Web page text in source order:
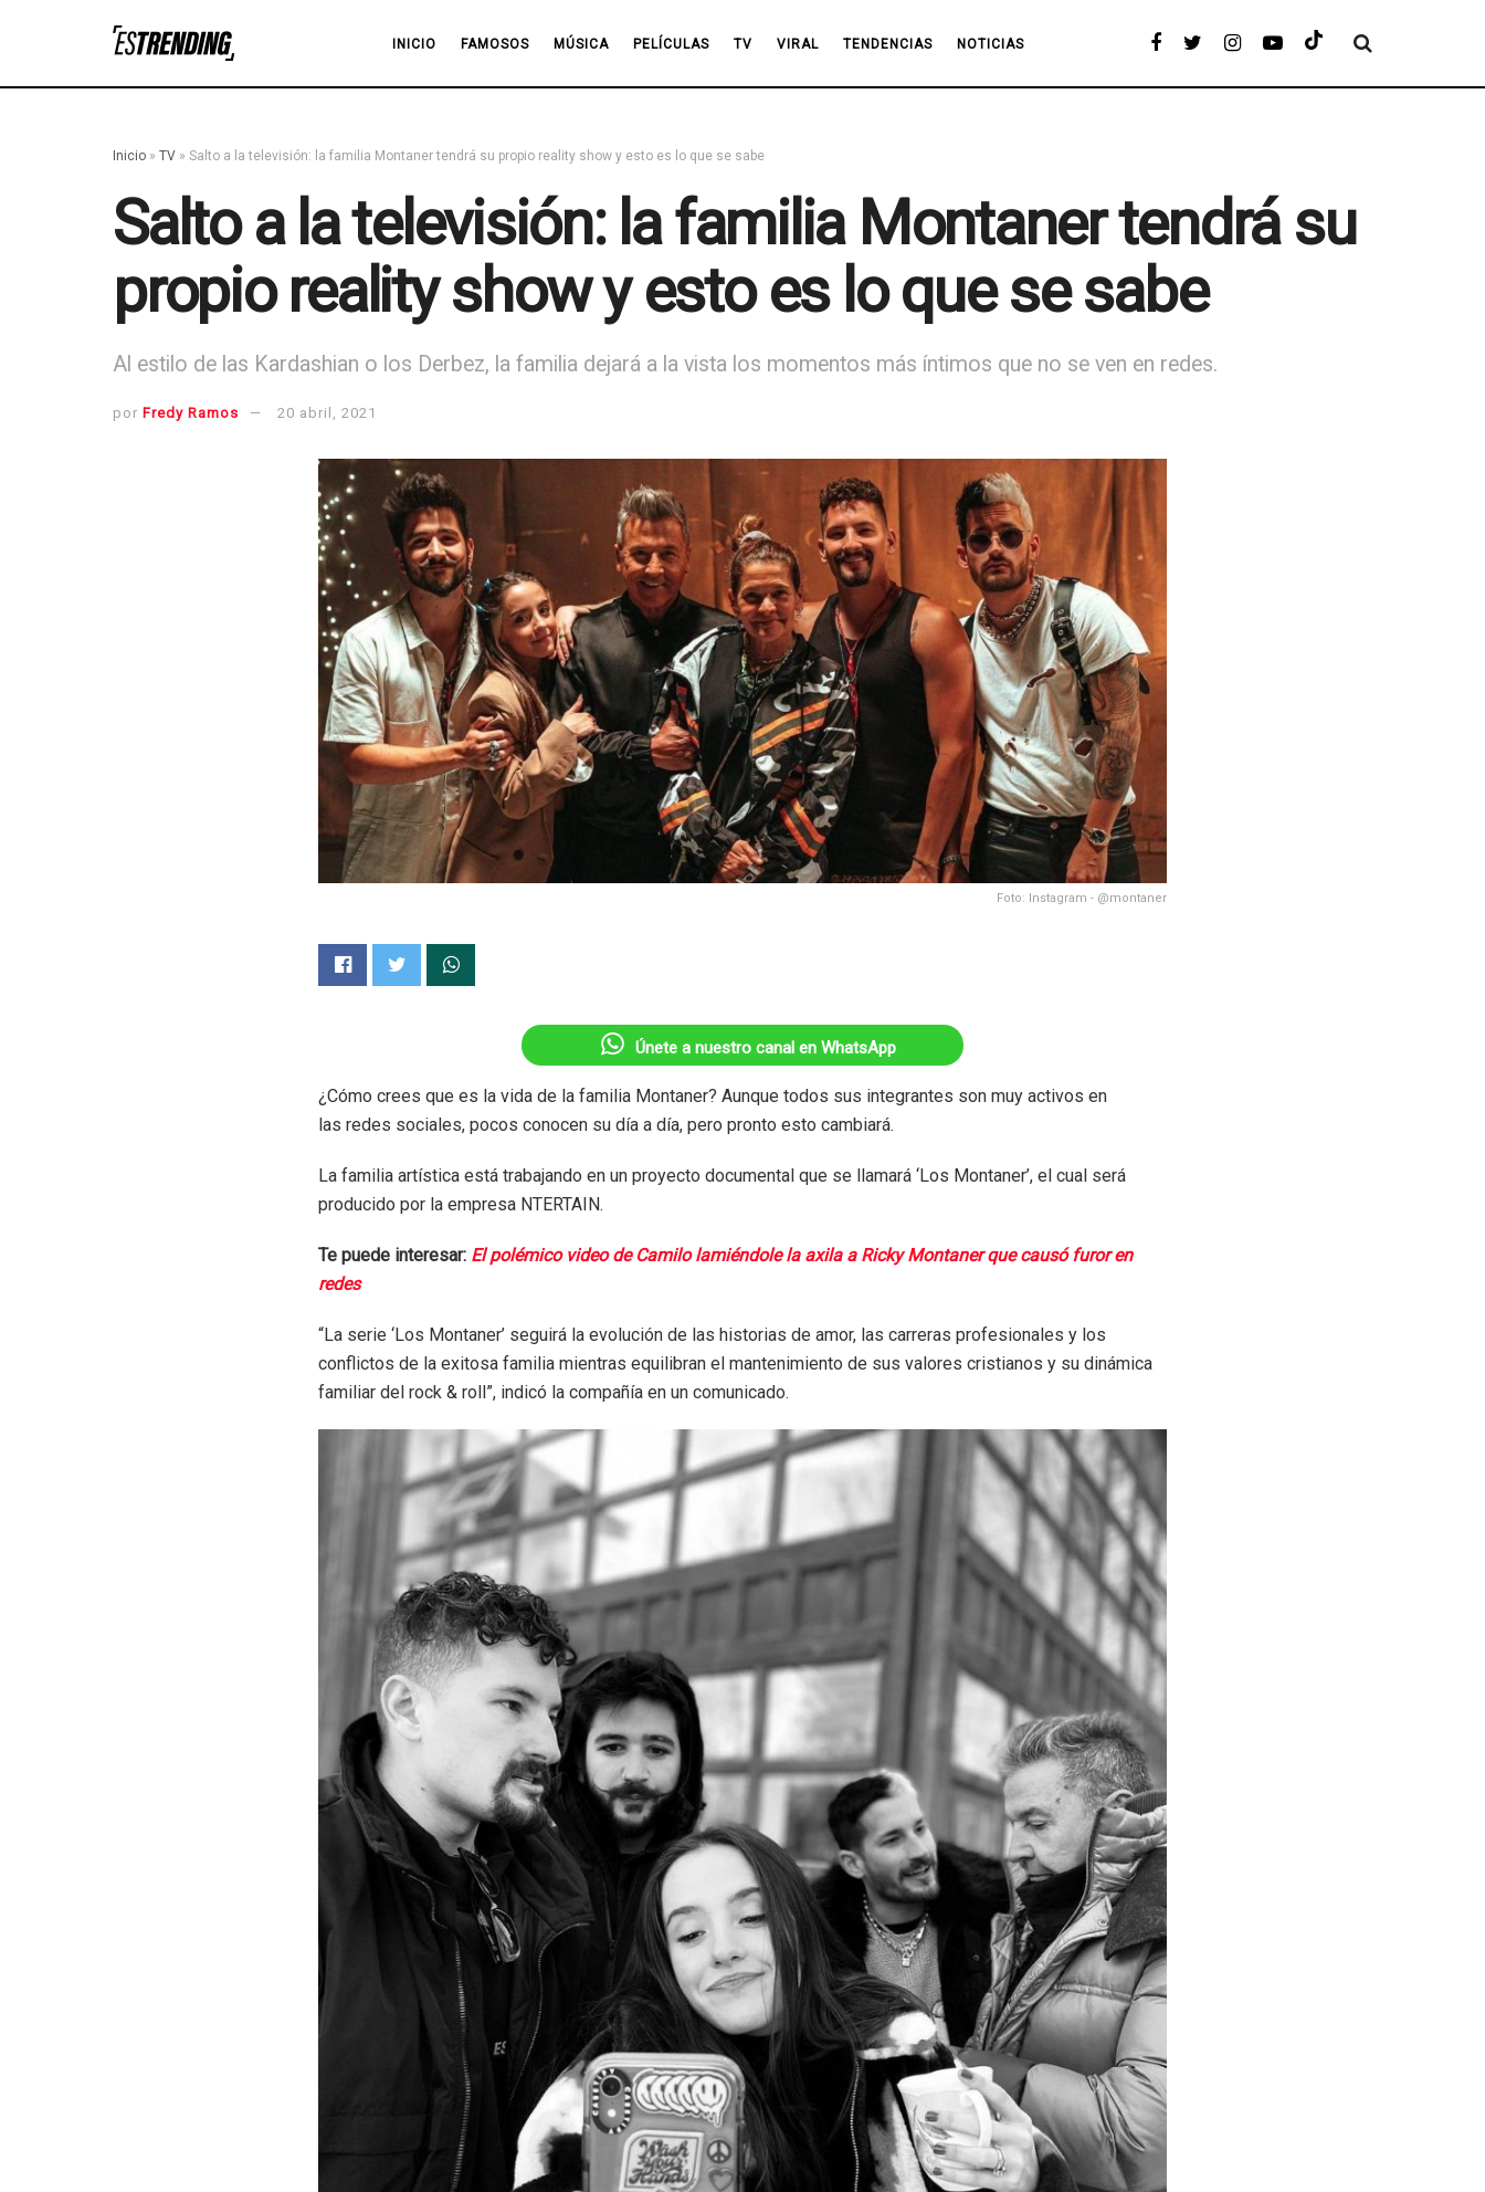
INICIO FAMOSOS MÚSICA PELÍCULAS TV VIRAL TENDENCIAS NOTICIAS
Inicio » TV » Salto a la televisión: la familia Montaner tendrá su propio reality show y esto es lo que se sabe
Salto a la televisión: la familia Montaner tendrá su
propio reality show y esto es lo que se sabe
Al estilo de las Kardashian o los Derbez, la familia dejará a la vista los momentos más íntimos que no se ven en redes.
por Fredy Ramos 20 abril, 2021
Foto: Instagram - @montaner
Únete a nuestro canal en WhatsApp
¿Cómo crees que es la vida de la familia Montaner? Aunque todos sus integrantes son muy activos en
las redes sociales, pocos conocen su día a día, pero pronto esto cambiará.
La familia artística está trabajando en un proyecto documental que se llamará ‘Los Montaner’, el cual será
producido por la empresa NTERTAIN.
Te puede interesar: El polémico video de Camilo lamiéndole la axila a Ricky Montaner que causó furor en
redes
“La serie ‘Los Montaner’ seguirá la evolución de las historias de amor, las carreras profesionales y los
conflictos de la exitosa familia mientras equilibran el mantenimiento de sus valores cristianos y su dinámica
familiar del rock & roll”, indicó la compañía en un comunicado.